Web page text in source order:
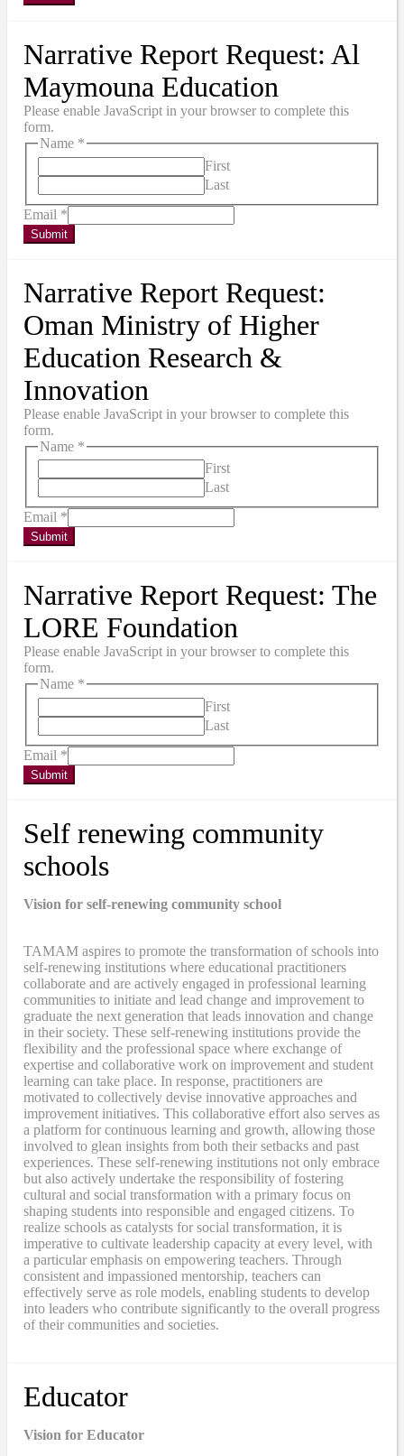
Narrative Report Request: Al
Maymouna Education
Please enable JavaScript in your browser to complete this
form.
Name *
First
Last
Email *
Submit
Narrative Report Request:
Oman Ministry of Higher
Education Research &
Innovation
Please enable JavaScript in your browser to complete this
form.
Name *
First
Last
Email *
Submit
Narrative Report Request: The
LORE Foundation
Please enable JavaScript in your browser to complete this
form.
Name *
First
Last
Email *
Submit
Self renewing community
schools
Vision for self-renewing community school
TAMAM aspires to promote the transformation of schools into
self-renewing institutions where educational practitioners
collaborate and are actively engaged in professional learning
communities to initiate and lead change and improvement to
graduate the next generation that leads innovation and change
in their society. These self-renewing institutions provide the
flexibility and the professional space where exchange of
expertise and collaborative work on improvement and student
learning can take place. In response, practitioners are
motivated to collectively devise innovative approaches and
improvement initiatives. This collaborative effort also serves as
a platform for continuous learning and growth, allowing those
involved to glean insights from both their setbacks and past
experiences. These self-renewing institutions not only embrace
but also actively undertake the responsibility of fostering
cultural and social transformation with a primary focus on
shaping students into responsible and engaged citizens. To
realize schools as catalysts for social transformation, it is
imperative to cultivate leadership capacity at every level, with
a particular emphasis on empowering teachers. Through
consistent and impassioned mentorship, teachers can
effectively serve as role models, enabling students to develop
into leaders who contribute significantly to the overall progress
of their communities and societies.
Educator
Vision for Educator